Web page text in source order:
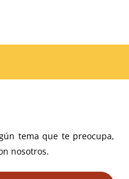
tema que te preocupa,
nosotros.